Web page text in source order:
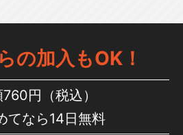
の加入もOK！
760円（税込）
てなら14日無料